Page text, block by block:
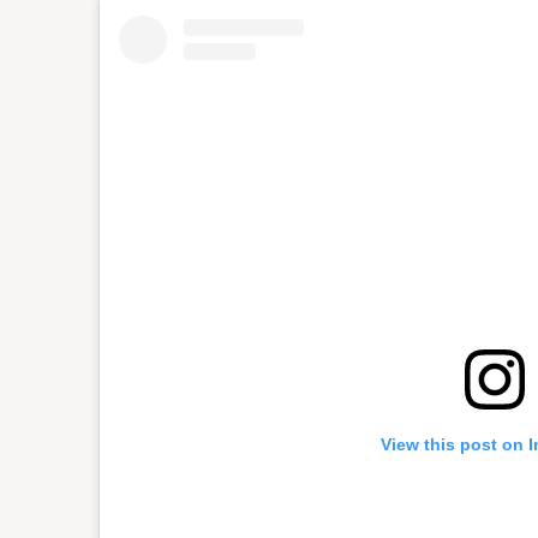
View this post on